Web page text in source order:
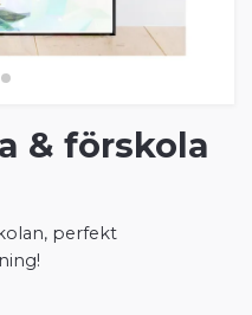
& förskola
perfekt